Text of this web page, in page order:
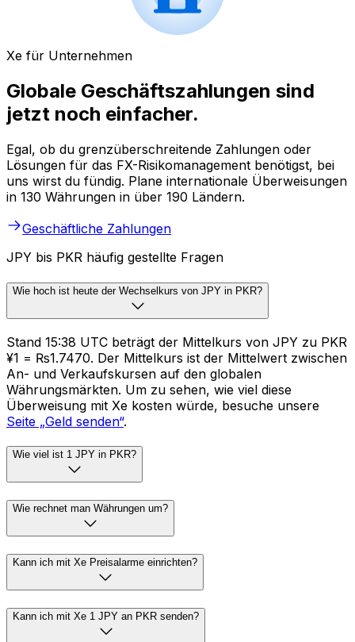
Xe für Unternehmen
Globale Geschäftszahlungen sind
jetzt noch einfacher.
Egal, ob du grenzüberschreitende Zahlungen oder
Lösungen für das FX-Risikomanagement benötigst, bei
uns wirst du fündig. Plane internationale Überweisungen
in 130 Währungen in über 190 Ländern.
Geschäftliche Zahlungen
JPY bis PKR häufig gestellte Fragen
Wie hoch ist heute der Wechselkurs von JPY in PKR?
Stand 15:38 UTC beträgt der Mittelkurs von JPY zu PKR
¥1 = ₨1.7470. Der Mittelkurs ist der Mittelwert zwischen
An- und Verkaufskursen auf den globalen
Währungsmärkten. Um zu sehen, wie viel diese
Überweisung mit Xe kosten würde, besuche unsere
Seite „Geld senden“.
Wie viel ist 1 JPY in PKR?
Wie rechnet man Währungen um?
Kann ich mit Xe Preisalarme einrichten?
Kann ich mit Xe 1 JPY an PKR senden?